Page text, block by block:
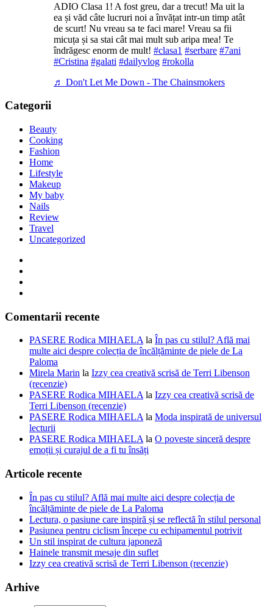
ADIO Clasa 1! A fost greu, dar a trecut! Ma uit la
ea și văd câte lucruri noi a învățat intr-un timp atât
de scurt! Nu vreau sa te faci mare! Vreau sa fii
micuța și sa stai cât mai mult sub aripa mea! Te
îndrăgesc enorm de mult! #clasa1 #serbare #7ani
#Cristina #galati #dailyvlog #rokolla
♬ Don't Let Me Down - The Chainsmokers
Categorii
Beauty
Cooking
Fashion
Home
Lifestyle
Makeup
My baby
Nails
Review
Travel
Uncategorized
Comentarii recente
PASERE Rodica MIHAELA la În pas cu stilul? Află mai
multe aici despre colecția de încălțăminte de piele de La
Paloma
Mirela Marin la Izzy cea creativă scrisă de Terri Libenson
(recenzie)
PASERE Rodica MIHAELA la Izzy cea creativă scrisă de
Terri Libenson (recenzie)
PASERE Rodica MIHAELA la Moda inspirată de universul
lecturii
PASERE Rodica MIHAELA la O poveste sinceră despre
emoții și curajul de a fi tu însăți
Articole recente
În pas cu stilul? Află mai multe aici despre colecția de
încălțăminte de piele de La Paloma
Lectura, o pasiune care inspiră și se reflectă în stilul personal
Pasiunea pentru ciclism începe cu echipamentul potrivit
Un stil inspirat de cultura japoneză
Hainele transmit mesaje din suflet
Izzy cea creativă scrisă de Terri Libenson (recenzie)
Arhive